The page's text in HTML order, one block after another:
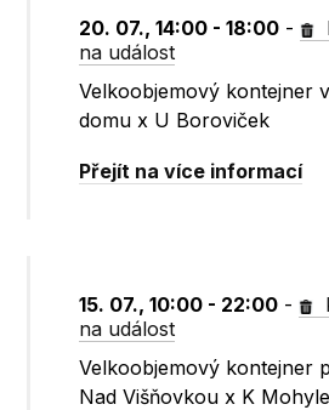
20. 07., 14:00 - 18:00 -
na událost
Velkoobjemový kontejner
domu x U Boroviček
Přejít na více informací
15. 07., 10:00 - 22:00 -
na událost
Velkoobjemový kontejner
Nad Višňovkou x K Mohyle